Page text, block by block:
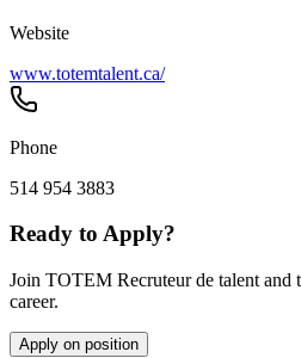
Website
www.totemtalent.ca/
Phone
514 954 3883
Ready to Apply?
Join TOTEM Recruteur de talent and
career.
Apply on position